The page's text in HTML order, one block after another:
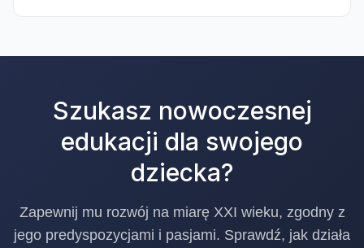
Szukasz nowoczesnej
edukacji dla swojego
dziecka?
Zapewnij mu rozwój na miarę XXI wieku, zgodny z
jego predyspozycjami i pasjami. Sprawdź, jak działa